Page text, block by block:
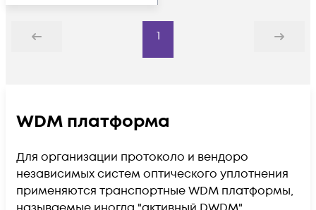
Назад
1
Дальше
WDM платформа
Для организации протоколо и вендоро
независимых систем оптического уплотнения
применяются транспортные WDM платформы,